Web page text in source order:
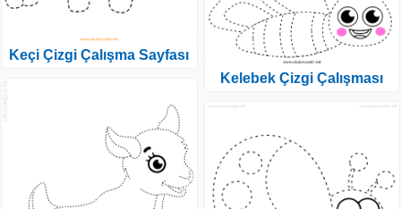
Keçi Çizgi Çalışma Sayfası
Kelebek Çizgi Çalışması